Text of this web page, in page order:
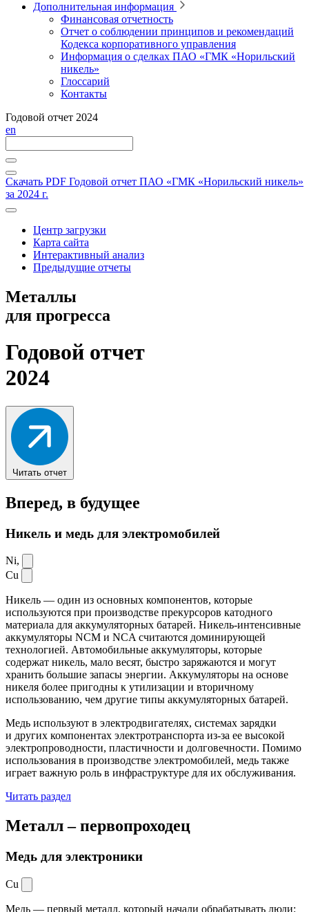
Дополнительная информация
Финансовая отчетность
Отчет о соблюдении принципов и рекомендаций
Кодекса корпоративного управления
Информация о сделках ПАО «ГМК «Норильский
никель»
Глоссарий
Контакты
Годовой отчет 2024
en
Скачать PDF Годовой отчет ПАО «ГМК «Норильский никель»
за 2024 г.
Центр загрузки
Карта сайта
Интерактивный анализ
Предыдущие отчеты
Металлы
для прогресса
Годовой отчет
2024
Читать отчет
Вперед, в будущее
Никель и медь для электромобилей
Ni,
Cu
Никель — один из основных компонентов, которые
используются при производстве прекурсоров катодного
материала для аккумуляторных батарей. Никель-интенсивные
аккумуляторы NCM и NCA считаются доминирующей
технологией. Автомобильные аккумуляторы, которые
содержат никель, мало весят, быстро заряжаются и могут
хранить большие запасы энергии. Аккумуляторы на основе
никеля более пригодны к утилизации и вторичному
использованию, чем другие типы аккумуляторных батарей.
Медь используют в электродвигателях, системах зарядки
и других компонентах электротранспорта из-за ее высокой
электропроводности, пластичности и долговечности. Помимо
использования в производстве электромобилей, медь также
играет важную роль в инфраструктуре для их обслуживания.
Читать раздел
Металл –первопроходец
Медь для электроники
Cu
Медь — первый металл, который начали обрабатывать люди: